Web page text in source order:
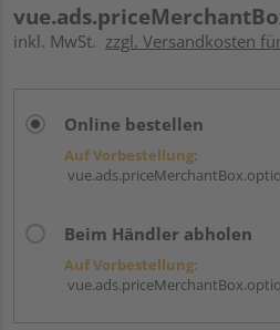
inkl. MwSt. zzgl. Versandkosten
Online bestellen
Auf Vorbestellung:
Beim Händler abholen
Auf Vorbestellung: